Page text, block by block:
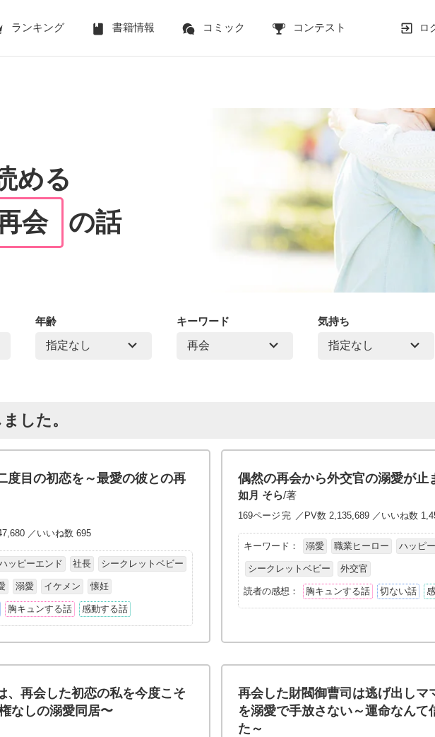
ランキング 書籍情報 コミック コンテスト ロ
める
会 の話
年齢 キーワード 気持ち
した。
度目の初恋を～最愛の彼との再
／いいね数 695
ッピーエンド 社長 シークレットベビー
溺愛 イケメン 懐妊
胸キュンする話 感動する話
偶然の再会から外交官の溺愛が止
如月 そら/著
169ページ 完 ／PV数 2,135,689 ／いいね数
キーワード： 溺愛 職業ヒーロー ハッピ
シークレットベビー 外交官
読者の感想： 胸キュンする話 切ない話
、再会した初恋の私を今度こそ
なしの溺愛同居〜
再会した財閥御曹司は逃げ出しマ
を溺愛で手放さない～運命なんて
た～